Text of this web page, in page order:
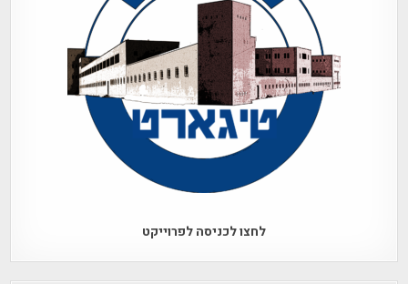
לחצו לכניסה לפרוייקט